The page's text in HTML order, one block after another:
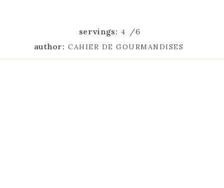
servings: 4
/6
author: CAHIER DE GOURMANDISES